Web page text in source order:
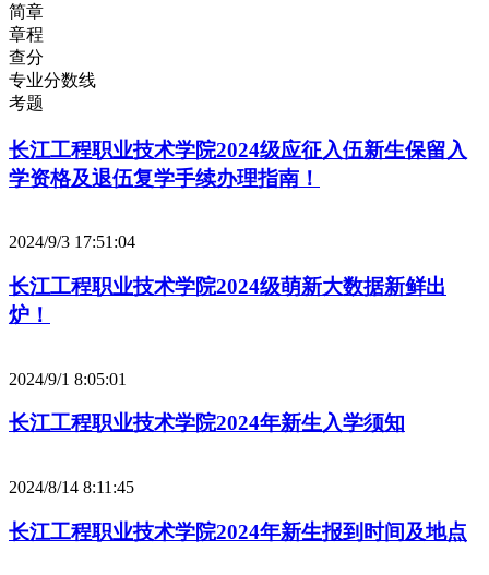
简章
章程
查分
专业分数线
考题
长江工程职业技术学院2024级应征入伍新生保留入
学资格及退伍复学手续办理指南！
2024/9/3 17:51:04
长江工程职业技术学院2024级萌新大数据新鲜出
炉！
2024/9/1 8:05:01
长江工程职业技术学院2024年新生入学须知
2024/8/14 8:11:45
长江工程职业技术学院2024年新生报到时间及地点